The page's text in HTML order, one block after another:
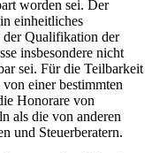
worden sei. Der
einheitliches
der Qualifikation der
insbesondere nicht
sei. Für die Teilbarkeit
einer bestimmten
Honorare von
als die von anderen
und Steuerberatern.